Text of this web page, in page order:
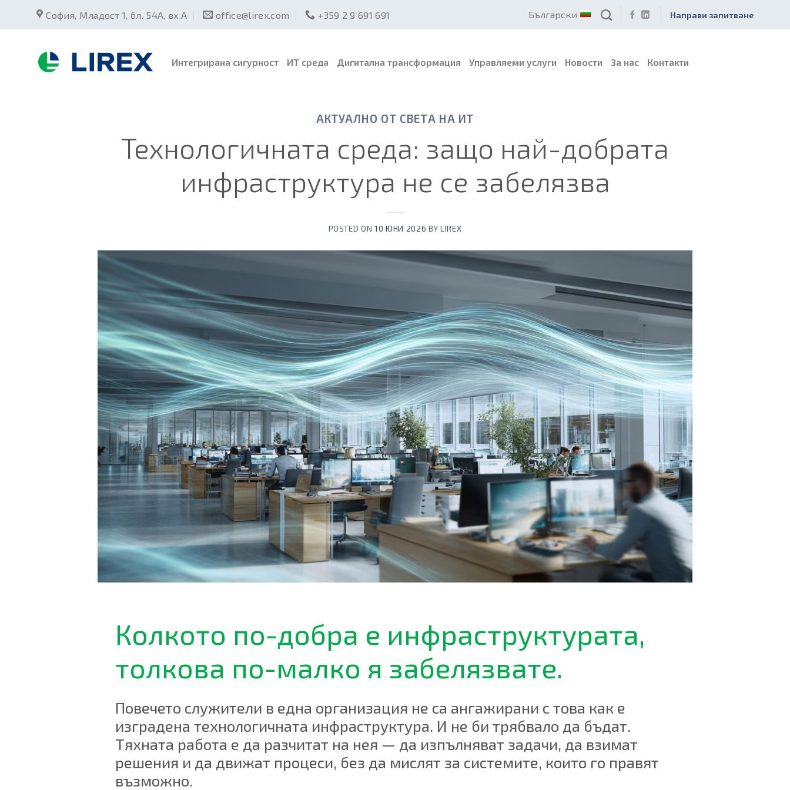
content
София, Младост 1, бл. 54А, вх.А office@lirex.com +359 2 9 691 691 Български Направи запитване
Интегрирана сигурност ИТ среда Дигитална трансформация Управляеми услуги Новости За нас Контакти
АКТУАЛНО ОТ СВЕТА НА ИТ
Технологичната среда: защо най-добрата
инфраструктура не се забелязва
POSTED ON10 ЮНИ 2026 BYLIREX
Колкото по-добра е инфраструктурата,
толкова по-малко я забелязвате.
Повечето служители в една организация не са ангажирани с това как е
изградена технологичната инфраструктура. И не би трябвало да бъдат.
Тяхната работа е да разчитат на нея — да изпълняват задачи, да взимат
решения и да движат процеси, без да мислят за системите, които го правят
възможно.